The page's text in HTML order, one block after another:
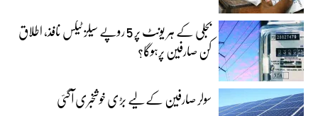
بجلی کے ہر یونٹ پر 5 روپے سیلز ٹیکس نافذ، اطلاق
کن صارفین پرہوگا؟
سولر صارفین کے لیے بڑی خوشخبری آگئی